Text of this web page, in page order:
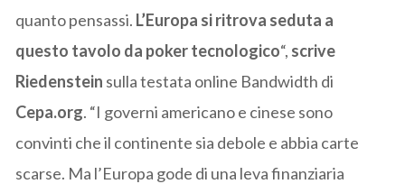
quanto pensassi. L’Europa si ritrova seduta a
questo tavolo da poker tecnologico“, scrive
Riedenstein sulla testata online Bandwidth di
Cepa.org. “I governi americano e cinese sono
convinti che il continente sia debole e abbia carte
scarse. Ma l’Europa gode di una leva finanziaria